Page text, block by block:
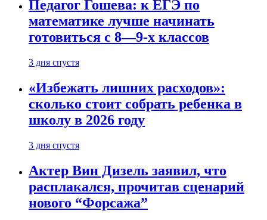
Педагог Гошева: к ЕГЭ по
математике лучше начинать
готовиться с 8—9-х классов
3 дня спустя
«Избежать лишних расходов»:
сколько стоит собрать ребенка в
школу в 2026 году
3 дня спустя
Актер Вин Дизель заявил, что
расплакался, прочитав сценарий
нового “Форсажа”